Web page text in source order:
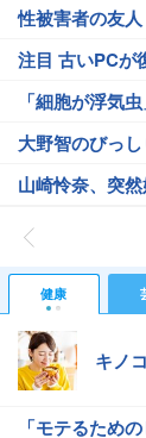
性被害者の友人
注目 古いPCが
「細胞が浮気
大野智のびっ
山崎怜奈、突
健康
キノ
「モテるため